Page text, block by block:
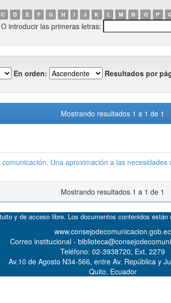
C D E F G H I J K L M N O P
O introducir las primeras letras:
En orden: Resultados por
Mostrando resultados 1 a 1 de 1
Una aproximación a las necesidades
Mostrando resultados 1 a 1 de 1
y de acceso libre. Los documentos contenidos
www.consejodecomunicacion.gob.ec
Correo institucional -
Teléfono: 02-3938720, Ext. 2279
Av.10 de Agosto N34-566, entre Av. República y
Quito, Ecuador